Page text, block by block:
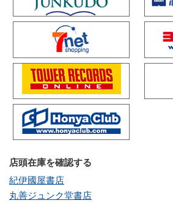
店頭在庫を確認する
紀伊國屋書店
丸善ジュンク堂書店